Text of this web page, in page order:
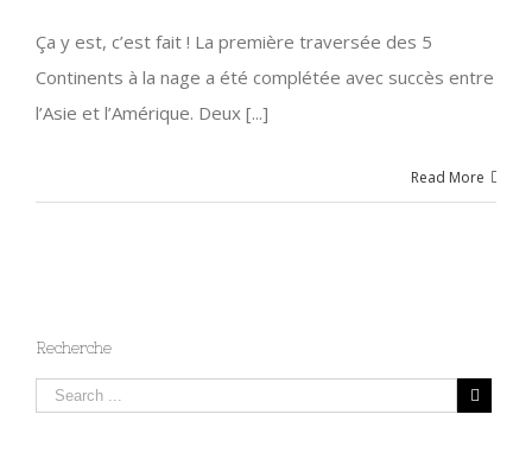
Ça y est, c’est fait ! La première traversée des 5
Continents à la nage a été complétée avec succès entre
l’Asie et l’Amérique. Deux [...]
Read More
Recherche